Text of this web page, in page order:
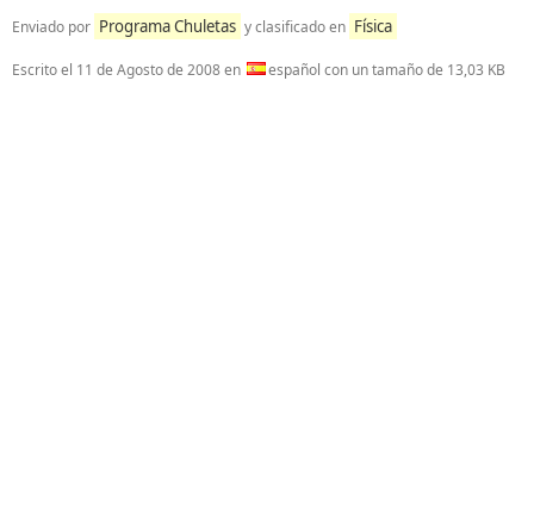
Enviado por Programa Chuletas y clasificado en Física
Escrito el 11 de Agosto de 2008en español con un tamaño de 13,03 KB